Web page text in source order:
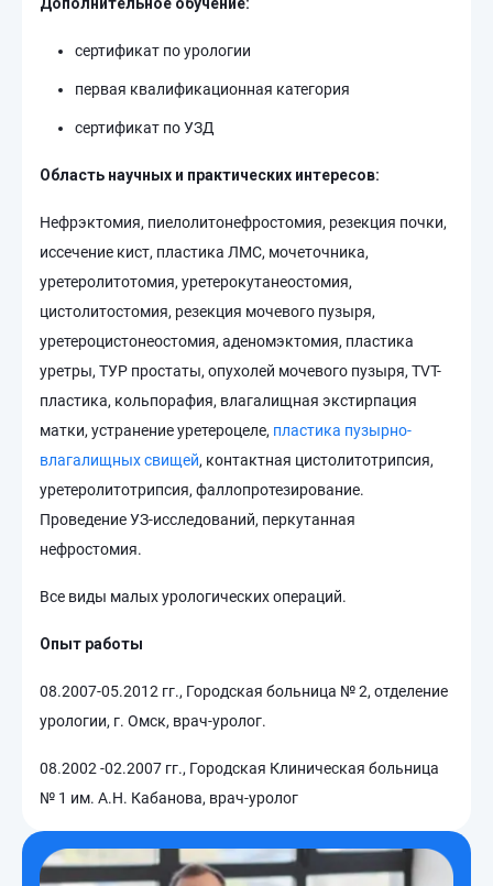
сертификат по урологии
первая квалификационная категория
сертификат по УЗД
Область научных и практических интересов:
Нефрэктомия, пиелолитонефростомия, резекция почки,
иссечение кист, пластика ЛМС, мочеточника,
уретеролитотомия, уретерокутанеостомия,
цистолитостомия, резекция мочевого пузыря,
уретероцистонеостомия, аденомэктомия, пластика
уретры, ТУР простаты, опухолей мочевого пузыря, TVT-
пластика, кольпорафия, влагалищная экстирпация
матки, устранение уретероцеле, пластика пузырно-
влагалищных свищей, контактная цистолитотрипсия,
уретеролитотрипсия, фаллопротезирование.
Проведение УЗ-исследований, перкутанная
нефростомия.
Все виды малых урологических операций.
Опыт работы
08.2007-05.2012 гг., Городская больница № 2, отделение
урологии, г. Омск, врач-уролог.
08.2002 -02.2007 гг., Городская Клиническая больница
№ 1 им. А.Н. Кабанова, врач-уролог